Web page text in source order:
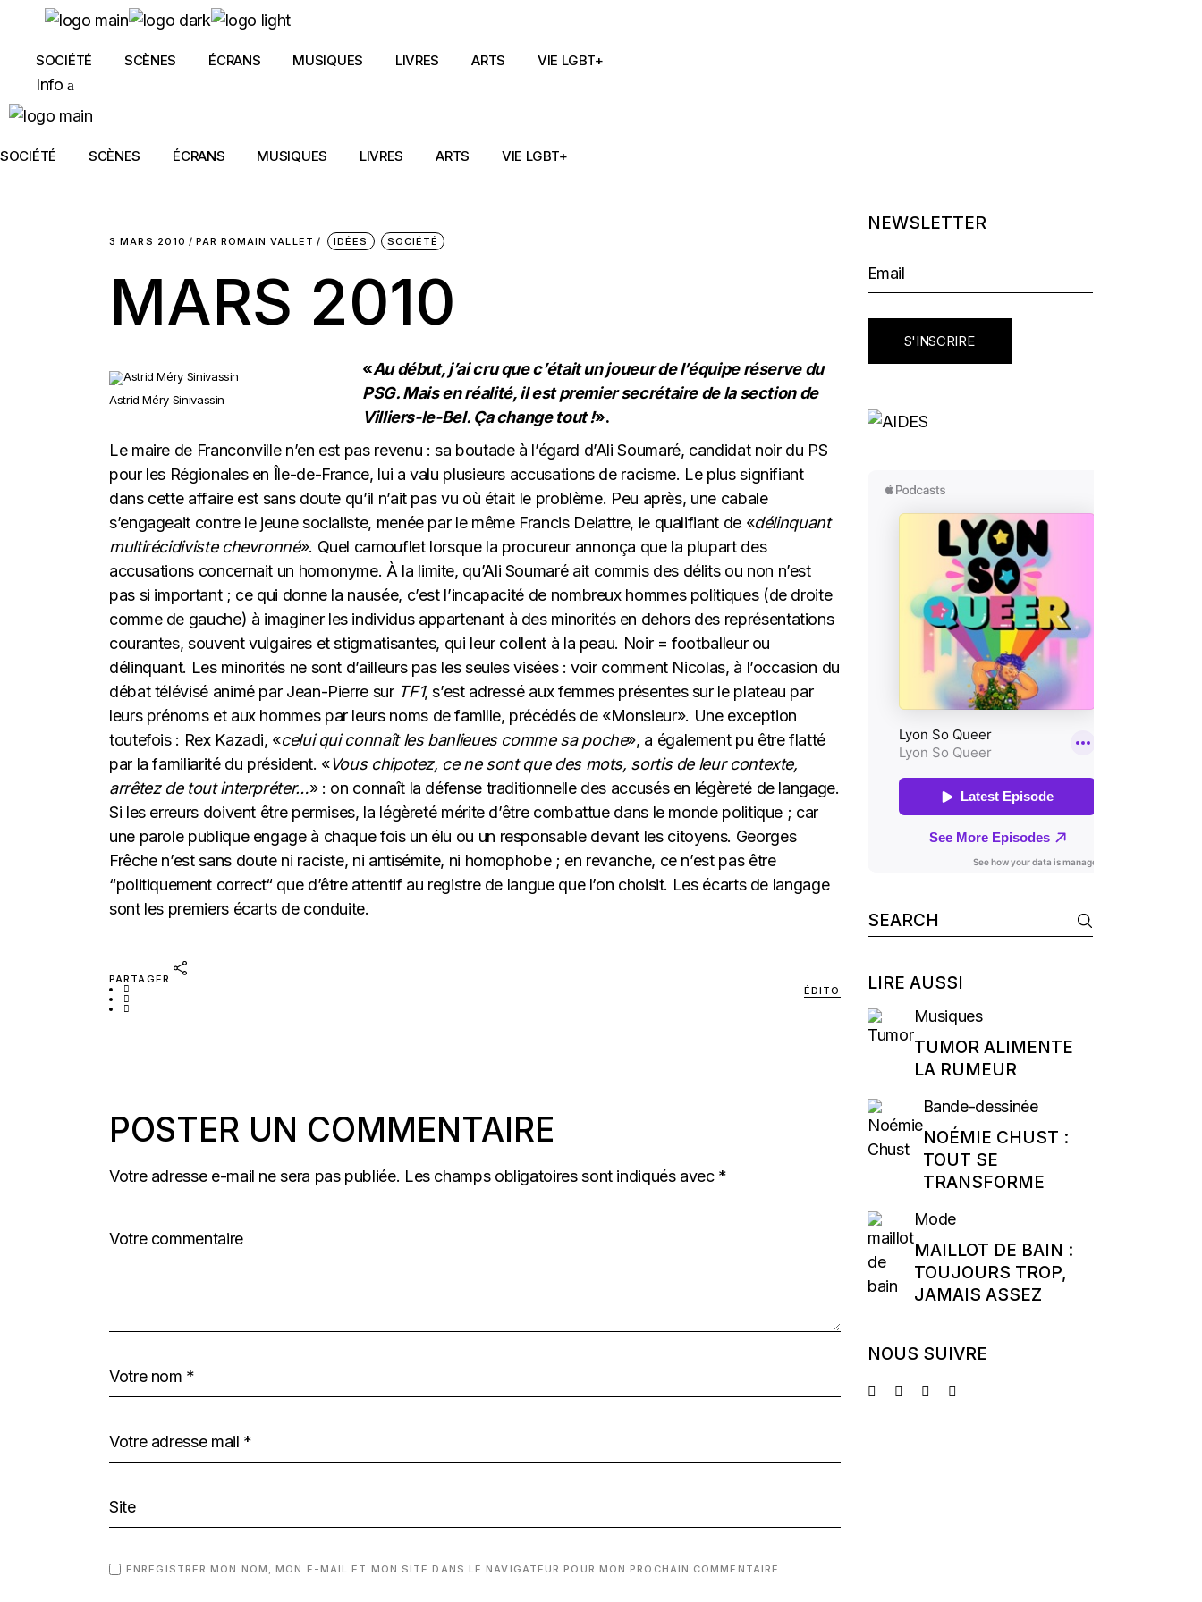
contentSOCIÉTÉ SCÈNES ÉCRANS MUSIQUES LIVRES ARTS VIE LGBT+
Info
SOCIÉTÉ SCÈNES ÉCRANS MUSIQUES LIVRES ARTS VIE LGBT+
3 MARS 2010 PAR ROMAIN VALLET IDÉES SOCIÉTÉ
MARS 2010
Astrid Méry Sinivassin
«Au début, j’ai cru que c’était un joueur de l’équipe réserve du
PSG. Mais en réalité, il est premier secrétaire de la section de
Villiers-le-Bel. Ça change tout !».
Le maire de Franconville n’en est pas revenu : sa boutade à l’égard d’Ali Soumaré, candidat noir du PS
pour les Régionales en Île-de-France, lui a valu plusieurs accusations de racisme. Le plus signifiant
dans cette affaire est sans doute qu’il n’ait pas vu où était le problème. Peu après, une cabale
s’engageait contre le jeune socialiste, menée par le même Francis Delattre, le qualifiant de «délinquant
multirécidiviste chevronné». Quel camouflet lorsque la procureur annonça que la plupart des
accusations concernait un homonyme. À la limite, qu’Ali Soumaré ait commis des délits ou non n’est
pas si important ; ce qui donne la nausée, c’est l’incapacité de nombreux hommes politiques (de droite
comme de gauche) à imaginer les individus appartenant à des minorités en dehors des représentations
courantes, souvent vulgaires et stigmatisantes, qui leur collent à la peau. Noir = footballeur ou
délinquant. Les minorités ne sont d’ailleurs pas les seules visées : voir comment Nicolas, à l’occasion du
débat télévisé animé par Jean-Pierre sur TF1, s’est adressé aux femmes présentes sur le plateau par
leurs prénoms et aux hommes par leurs noms de famille, précédés de «Monsieur». Une exception
toutefois : Rex Kazadi, «celui qui connaît les banlieues comme sa poche», a également pu être flatté
par la familiarité du président. «Vous chipotez, ce ne sont que des mots, sortis de leur contexte,
arrêtez de tout interpréter…» : on connaît la défense traditionnelle des accusés en légèreté de langage.
Si les erreurs doivent être permises, la légèreté mérite d’être combattue dans le monde politique ; car
une parole publique engage à chaque fois un élu ou un responsable devant les citoyens. Georges
Frêche n’est sans doute ni raciste, ni antisémite, ni homophobe ; en revanche, ce n’est pas être
“politiquement correct“ que d’être attentif au registre de langue que l’on choisit. Les écarts de langage
sont les premiers écarts de conduite.
PARTAGER
ÉDITO
POSTER UN COMMENTAIRE
Votre adresse e-mail ne sera pas publiée. Les champs obligatoires sont indiqués avec *
ENREGISTRER MON NOM, MON E-MAIL ET MON SITE DANS LE NAVIGATEUR POUR MON PROCHAIN COMMENTAIRE.
NEWSLETTER
S'INSCRIRE
Search
for:
LIRE AUSSI
Musiques
TUMOR ALIMENTE
LA RUMEUR
Bande-dessinée
NOÉMIE CHUST :
TOUT SE
TRANSFORME
Mode
MAILLOT DE BAIN :
TOUJOURS TROP,
JAMAIS ASSEZ
NOUS SUIVRE